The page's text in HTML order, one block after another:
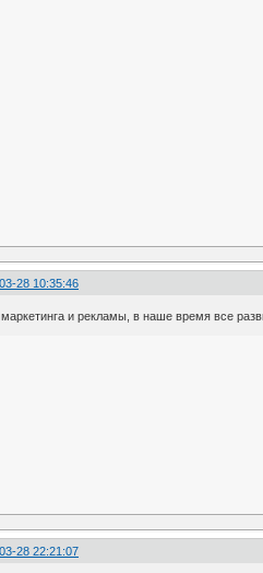
28 10:35:46
маркетинга и рекламы, в наше время все
28 22:21:07